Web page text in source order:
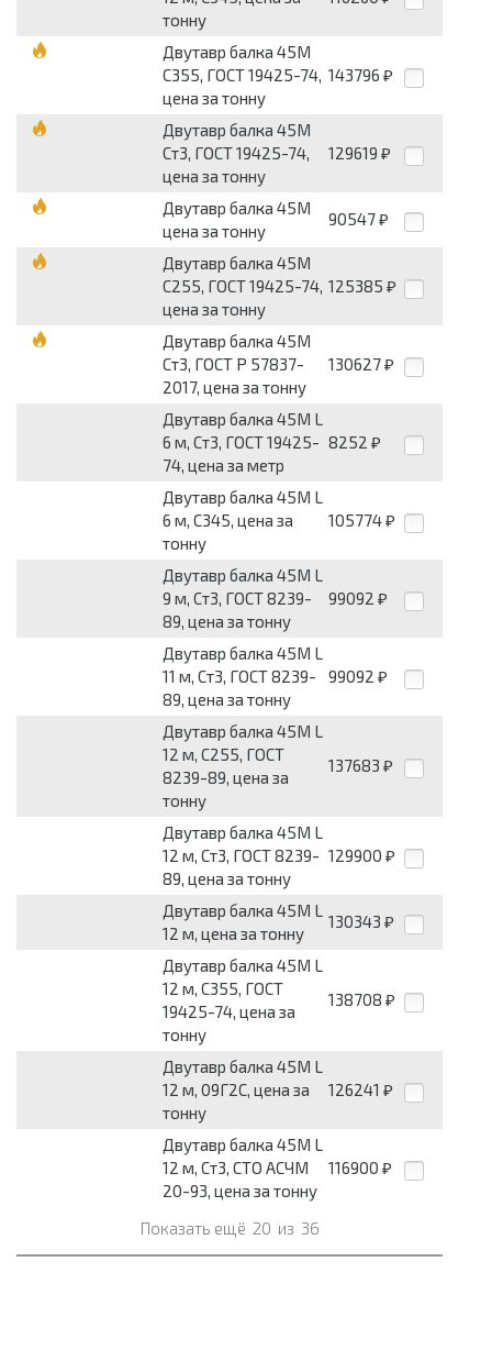
тонну
Двутавр балка 45М
С355, ГОСТ 19425-74,
цена за тонну
143796 ₽
Двутавр балка 45М
Ст3, ГОСТ 19425-74,
цена за тонну
129619 ₽
Двутавр балка 45М
цена за тонну
90547 ₽
Двутавр балка 45М
С255, ГОСТ 19425-74,
цена за тонну
125385 ₽
Двутавр балка 45М
Ст3, ГОСТ Р 57837-
2017, цена за тонну
130627 ₽
Двутавр балка 45М L
6 м, Ст3, ГОСТ 19425-
74, цена за метр
8252 ₽
Двутавр балка 45М L
6 м, С345, цена за
тонну
105774 ₽
Двутавр балка 45М L
9 м, Ст3, ГОСТ 8239-
89, цена за тонну
99092 ₽
Двутавр балка 45М L
11 м, Ст3, ГОСТ 8239-
89, цена за тонну
99092 ₽
Двутавр балка 45М L
12 м, С255, ГОСТ
8239-89, цена за
тонну
137683 ₽
Двутавр балка 45М L
12 м, Ст3, ГОСТ 8239-
89, цена за тонну
129900 ₽
Двутавр балка 45М L
12 м, цена за тонну
130343 ₽
Двутавр балка 45М L
12 м, С355, ГОСТ
19425-74, цена за
тонну
138708 ₽
Двутавр балка 45М L
12 м, 09Г2С, цена за
тонну
126241 ₽
Двутавр балка 45М L
12 м, Ст3, СТО АСЧМ
20-93, цена за тонну
116900 ₽
Показать ещё 20 из 36